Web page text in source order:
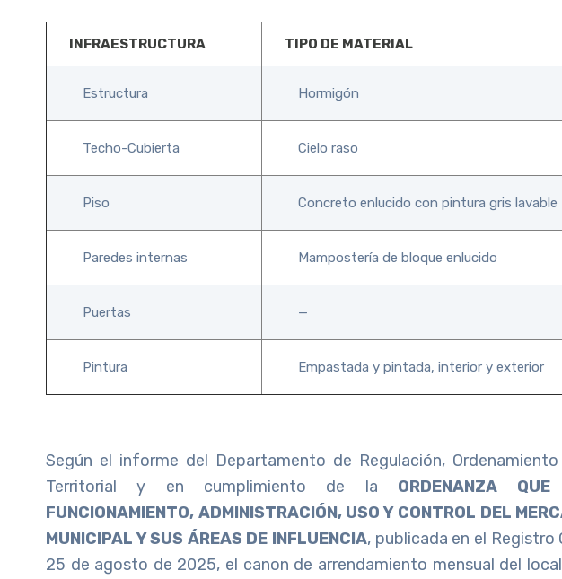
INFRAESTRUCTURA TIPO DE MATERIAL
Estructura Hormigón
Techo-Cubierta Cielo raso
Piso Concreto enlucido con pintura gris lavable
Paredes internas Mampostería de bloque enlucido
Puertas —
Pintura Empastada y pintada, interior y exterior
Según el informe del Departamento de Regulación,
Territorial y en cumplimiento de la ORDENANZA
FUNCIONAMIENTO, ADMINISTRACIÓN, USO Y CONTROL DEL
MUNICIPAL Y SUS ÁREAS DE INFLUENCIA, publicada en el Registro
25 de agosto de 2025, el canon de arrendamiento mensual del